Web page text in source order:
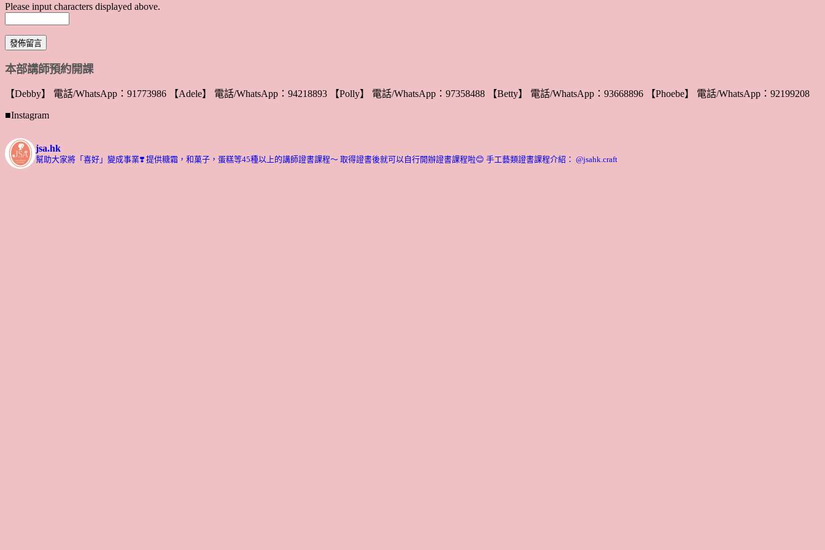
Please input characters displayed above.
本部講師預約開課
【Debby】 電話/WhatsApp：91773986 【Adele】 電話/WhatsApp：94218893 【Polly】 電話/WhatsApp：97358488 【Betty】 電話/WhatsApp：93668896 【Phoebe】 電話/WhatsApp：92199208
■Instagram
jsa.hk
幫助大家將「喜好」變成事業❣️ 提供糖霜，和菓子，蛋糕等45種以上的講師證書課程～ 取得證書後就可以自行開辦證書課程啦😊 手工藝類證書課程介紹： @jsahk.craft